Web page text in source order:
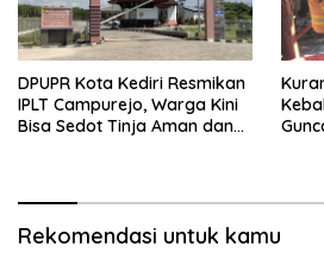
DPUPR Kota Kediri Resmikan
IPLT Campurejo, Warga Kini
Bisa Sedot Tinja Aman dan
Rekomendasi untuk kamu